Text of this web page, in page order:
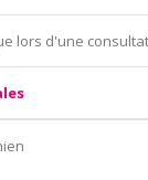
lors d'une